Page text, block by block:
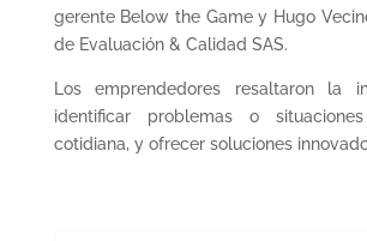
gerente Below the Game y Hugo
de Evaluación & Calidad SAS.
Los emprendedores resaltaron la
identificar problemas o
cotidiana, y ofrecer soluciones